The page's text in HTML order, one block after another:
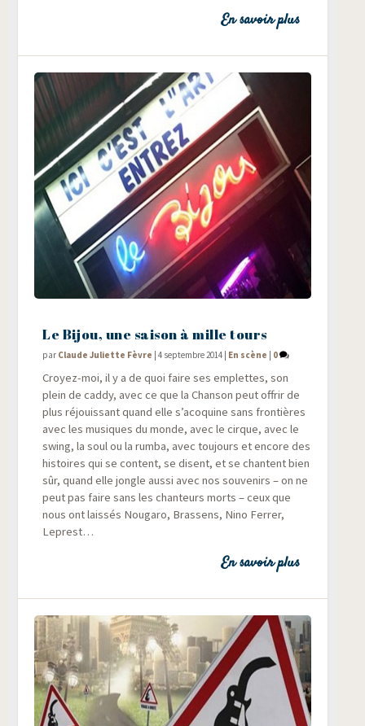
En savoir plus
Le Bijou, une saison à mille tours
par Claude Juliette Fèvre |4 septembre 2014 En scène 0
Croyez-moi, il y a de quoi faire ses emplettes, son
plein de cad­dy, avec ce que la Chan­son peut offrir de
plus réjouis­sant quand elle s’acoquine sans fron­tières
avec les musiques du monde, avec le cirque, avec le
swing, la soul ou la rum­ba, avec tou­jours et encore des
his­toires qui se content, se disent, et se chantent bien
sûr, quand elle jongle aus­si avec nos sou­ve­nirs – on ne
peut pas faire sans les chan­teurs morts – ceux que
nous ont lais­sés Nou­ga­ro, Bras­sens, Nino Fer­rer,
Leprest…
En savoir plus